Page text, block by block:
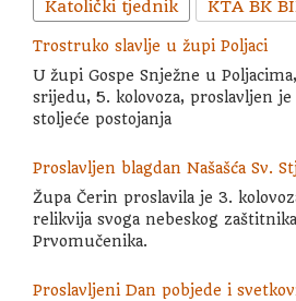
Katolički tjednik KTA BK
Trostruko slavlje u župi Poljaci
U župi Gospe Snježne u
srijedu, 5. kolovoza, proslavljen
stoljeće postojanja
Proslavljen blagdan Našašća Sv.
Župa Čerin proslavila je 3.
relikvija svoga nebeskog
Prvomučenika.
Proslavljeni Dan pobjede i